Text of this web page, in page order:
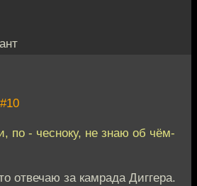
#10
по - чесноку, не знаю об чём-
отвечаю за камрада Диггера.